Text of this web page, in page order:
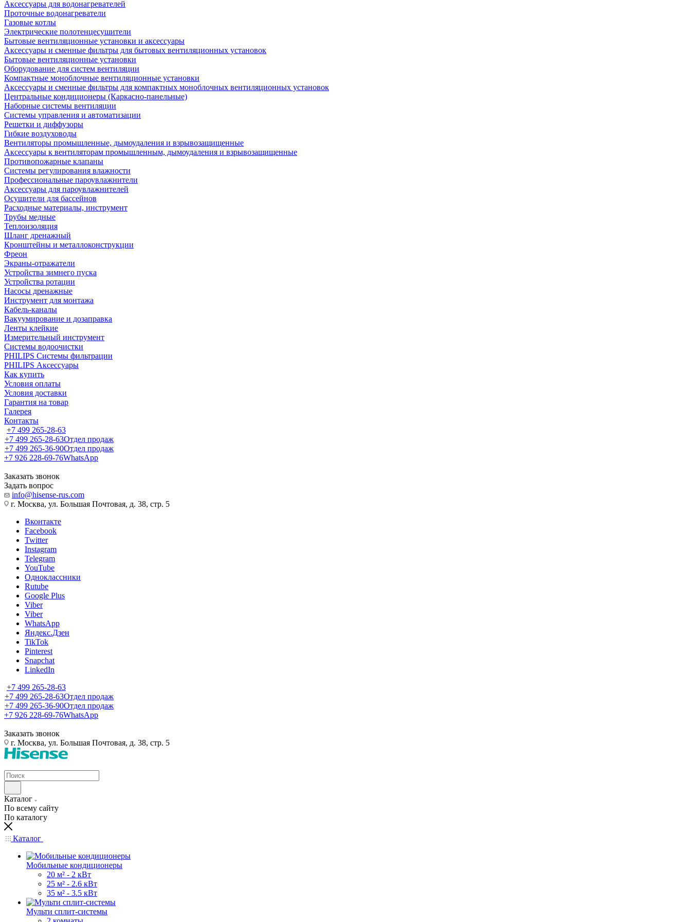
Аксессуары для водонагревателей
Проточные водонагреватели
Газовые котлы
Электрические полотенцесушители
Бытовые вентиляционные установки и аксессуары
Аксессуары и сменные фильтры для бытовых вентиляционных установок
Бытовые вентиляционные установки
Оборудование для систем вентиляции
Компактные моноблочные вентиляционные установки
Аксессуары и сменные фильтры для компактных моноблочных вентиляционных установок
Центральные кондиционеры (Каркасно-панельные)
Наборные системы вентиляции
Системы управления и автоматизации
Решетки и диффузоры
Гибкие воздуховоды
Вентиляторы промышленные, дымоудаления и взрывозащищенные
Аксессуары к вентиляторам промышленным, дымоудаления и взрывозащищенные
Противопожарные клапаны
Системы регулирования влажности
Профессиональные пароувлажнители
Аксессуары для пароувлажнителей
Осушители для бассейнов
Расходные материалы, инструмент
Трубы медные
Теплоизоляция
Шланг дренажный
Кронштейны и металлоконструкции
Фреон
Экраны-отражатели
Устройства зимнего пуска
Устройства ротации
Насосы дренажные
Инструмент для монтажа
Кабель-каналы
Вакуумирование и дозаправка
Ленты клейкие
Измерительный инструмент
Системы водоочистки
PHILIPS Системы фильтрации
PHILIPS Аксессуары
Как купить
Условия оплаты
Условия доставки
Гарантия на товар
Галерея
Контакты
+7 499 265-28-63
+7 499 265-28-63Отдел продаж
+7 499 265-36-90Отдел продаж
+7 926 228-69-76WhatsApp
Заказать звонок
Задать вопрос
info@hisense-rus.com
г. Москва, ул. Большая Почтовая, д. 38, стр. 5
Вконтакте
Facebook
Twitter
Instagram
Telegram
YouTube
Одноклассники
Rutube
Google Plus
Viber
Viber
WhatsApp
Яндекс.Дзен
TikTok
Pinterest
Snapchat
LinkedIn
+7 499 265-28-63
+7 499 265-28-63Отдел продаж
+7 499 265-36-90Отдел продаж
+7 926 228-69-76WhatsApp
Заказать звонок
г. Москва, ул. Большая Почтовая, д. 38, стр. 5
Каталог
По всему сайту
По каталогу
Каталог
Мобильные кондиционеры
20 м² - 2 кВт
25 м² - 2.6 кВт
35 м² - 3.5 кВт
Мульти сплит-системы